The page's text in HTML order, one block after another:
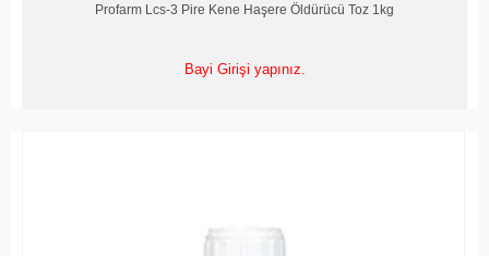
Profarm Lcs-3 Pire Kene Haşere Öldürücü Toz 1kg
Bayi Girişi yapınız.